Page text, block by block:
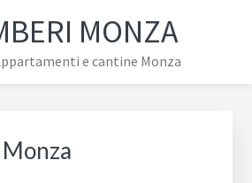
MONZA
e cantine Monza